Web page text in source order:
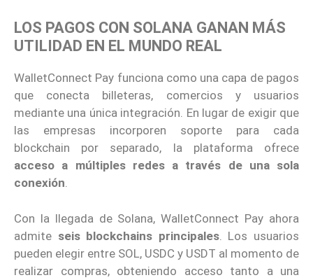
LOS PAGOS CON SOLANA GANAN MÁS
UTILIDAD EN EL MUNDO REAL
WalletConnect Pay funciona como una capa de pagos
que conecta billeteras, comercios y usuarios
mediante una única integración. En lugar de exigir que
las empresas incorporen soporte para cada
blockchain por separado, la plataforma ofrece
acceso a múltiples redes a través de una sola
conexión.
Con la llegada de Solana, WalletConnect Pay ahora
admite seis blockchains principales. Los usuarios
pueden elegir entre SOL, USDC y USDT al momento de
realizar compras, obteniendo acceso tanto a una